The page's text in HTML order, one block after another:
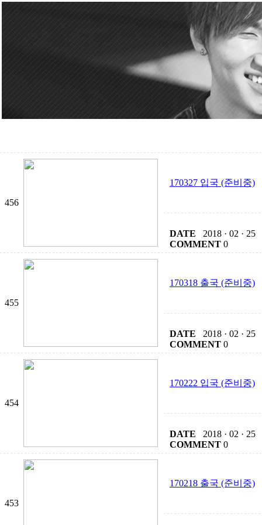
456
170327 입국 (준비중)
DATE 2018 · 02 · 25
COMMENT 0
455
170318 출국 (준비중)
DATE 2018 · 02 · 25
COMMENT 0
454
170222 입국 (준비중)
DATE 2018 · 02 · 25
COMMENT 0
453
170218 출국 (준비중)